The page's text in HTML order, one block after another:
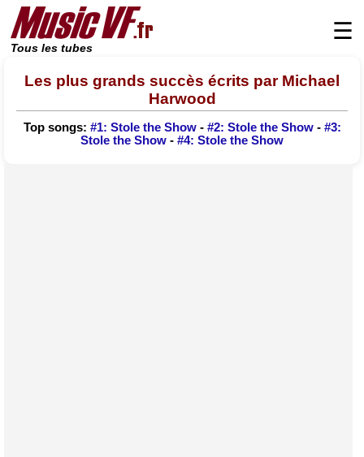
Tous les tubes
☰
Les plus grands succès écrits par Michael
Harwood
Top songs: #1: Stole the Show- #2: Stole the Show- #3:
Stole the Show - #4: Stole the Show